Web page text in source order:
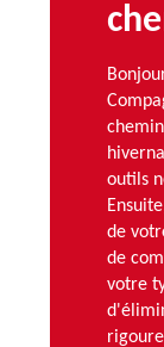
outils
de
de
votre